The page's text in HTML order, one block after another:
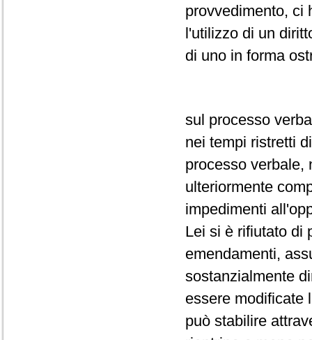
provvedimento, ci
l'utilizzo di un
di uno in forma
sul processo
nei tempi ristretti
processo verbale,
ulteriormente
impedimenti
Lei si è rifiutato di
emendamenti,
sostanzialmente
essere modificate
può stabilire